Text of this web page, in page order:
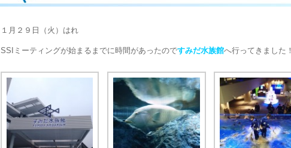
１月２９日（火）はれ
SSIミーティングが始まるまでに時間があったのですみだ水族館へ行ってきました！